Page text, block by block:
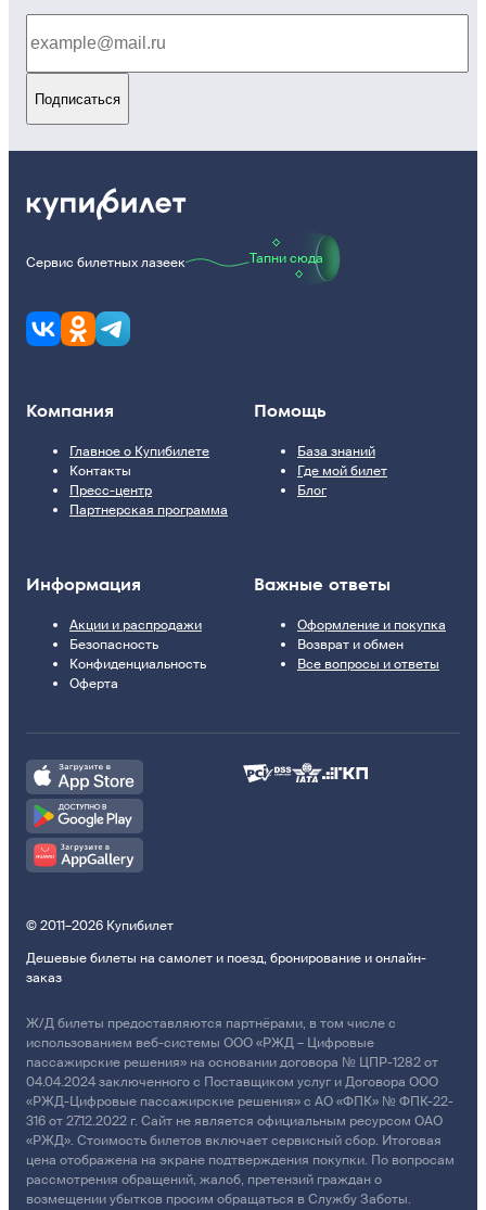
Подписаться
Сервис билетных лазеек Тапни сюда
Компания
Главное о Купибилете
Контакты
Пресс-центр
Партнерская программа
Помощь
База знаний
Где мой билет
Блог
Информация
Акции и распродажи
Безопасность
Конфиденциальность
Оферта
Важные ответы
Оформление и покупка
Возврат и обмен
Все вопросы и ответы
© 2011–2026 Купибилет
Дешевые билеты на самолет и поезд, бронирование и онлайн-
заказ
Ж/Д билеты предоставляются партнёрами, в том числе с
использованием веб-системы ООО «РЖД – Цифровые
пассажирские решения» на основании договора № ЦПР-1282 от
04.04.2024 заключенного с Поставщиком услуг и Договора ООО
«РЖД-Цифровые пассажирские решения» с АО «ФПК» № ФПК-22-
316 от 27.12.2022 г. Сайт не является официальным ресурсом ОАО
«РЖД». Стоимость билетов включает сервисный сбор. Итоговая
цена отображена на экране подтверждения покупки. По вопросам
рассмотрения обращений, жалоб, претензий граждан о
возмещении убытков просим обращаться в Службу Заботы.